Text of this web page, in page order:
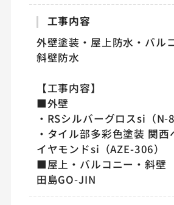
工事内容
外壁塗装・屋上防水・バル
斜壁防水
【工事内容】
■外壁
・RSシルバーグロスsi（N-
・タイル部多彩色塗装 関西
イヤモンドsi（AZE-306）
■屋上・バルコニー・斜壁
田島GO-JIN